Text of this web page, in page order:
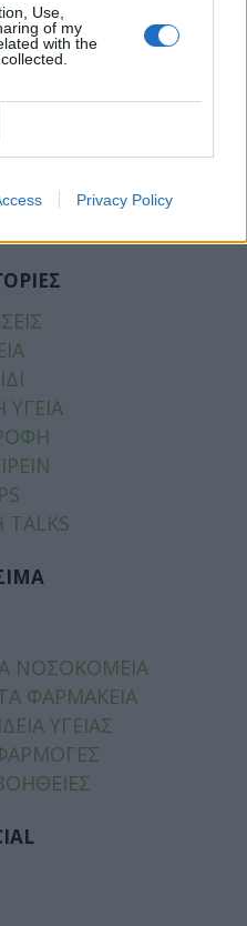
Use,
of my
with the
Privacy Policy
ΣΑΒΒΑΣ
ΥΓΕΙΑ
TALKS
ΝΟΣΟΚΟΜΕΙΑ
ΦΑΡΜΑΚΕΙΑ
ΥΓΕΙΑΣ